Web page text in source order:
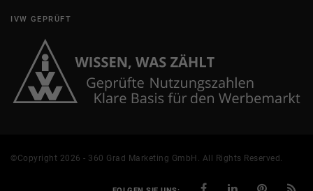
IVW GEPRÜFT
©Copyright 2026 - 360 Grad Marketing GmbH. All Rights Reserved.